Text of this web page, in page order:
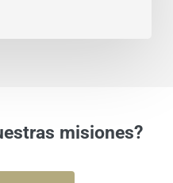
misiones?